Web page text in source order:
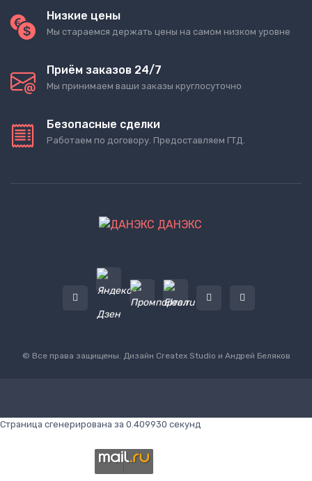
Низкие цены
Мы стараемся держать цены на самом низком уровне
Приём заказов 24/7
Мы принимаем ваши заказы круглосуточно
Безопасные сделки
Работаем по договору. Предоставляем ГТД.
ДАНЭКС
© Все права защищены. Дизайн Createx Studio и Андрей Беляков
Страница сгенерирована за 0.409930 секунд